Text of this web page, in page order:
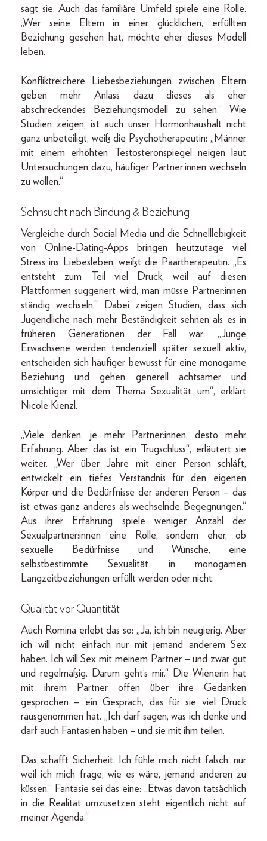
sagt sie. Auch das familiäre Umfeld spiele eine Rolle.
„Wer seine Eltern in einer glücklichen, erfüllten
Beziehung gesehen hat, möchte eher dieses Modell
leben.
Konfliktreichere Liebesbeziehungen zwischen Eltern
geben mehr Anlass dazu dieses als eher
abschreckendes Beziehungsmodell zu sehen.“ Wie
Studien zeigen, ist auch unser Hormonhaushalt nicht
ganz unbeteiligt, weiß die Psychotherapeutin: „Männer
mit einem erhöhten Testosteronspiegel neigen laut
Untersuchungen dazu, häufiger Partner:innen wechseln
zu wollen.“
Sehnsucht nach Bindung & Beziehung
Vergleiche durch Social Media und die Schnelllebigkeit
von Online-Dating-Apps bringen heutzutage viel
Stress ins Liebesleben, weißt die Paartherapeutin. „Es
entsteht zum Teil viel Druck, weil auf diesen
Plattformen suggeriert wird, man müsse Partner:innen
ständig wechseln.“ Dabei zeigen Studien, dass sich
Jugendliche nach mehr Beständigkeit sehnen als es in
früheren Generationen der Fall war: „Junge
Erwachsene werden tendenziell später sexuell aktiv,
entscheiden sich häufiger bewusst für eine monogame
Beziehung und gehen generell achtsamer und
umsichtiger mit dem Thema Sexualität um“, erklärt
Nicole Kienzl.
„Viele denken, je mehr Partner:innen, desto mehr
Erfahrung. Aber das ist ein Trugschluss“, erläutert sie
weiter. „Wer über Jahre mit einer Person schläft,
entwickelt ein tiefes Verständnis für den eigenen
Körper und die Bedürfnisse der anderen Person – das
ist etwas ganz anderes als wechselnde Begegnungen.“
Aus ihrer Erfahrung spiele weniger Anzahl der
Sexualpartner:innen eine Rolle, sondern eher, ob
sexuelle Bedürfnisse und Wünsche, eine
selbstbestimmte Sexualität in monogamen
Langzeitbeziehungen erfüllt werden oder nicht.
Qualität vor Quantität
Auch Romina erlebt das so: „Ja, ich bin neugierig. Aber
ich will nicht einfach nur mit jemand anderem Sex
haben. Ich will Sex mit meinem Partner – und zwar gut
und regelmäßig. Darum geht’s mir.“ Die Wienerin hat
mit ihrem Partner offen über ihre Gedanken
gesprochen – ein Gespräch, das für sie viel Druck
rausgenommen hat. „Ich darf sagen, was ich denke und
darf auch Fantasien haben – und sie mit ihm teilen.
Das schafft Sicherheit. Ich fühle mich nicht falsch, nur
weil ich mich frage, wie es wäre, jemand anderen zu
küssen.“ Fantasie sei das eine: „Etwas davon tatsächlich
in die Realität umzusetzen steht eigentlich nicht auf
meiner Agenda.“